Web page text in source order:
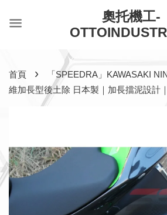
奧托機工-
首頁 ›
「SPEEDRA」KAWASAKI
維加長型後土除 日本製｜加長擋泥設計